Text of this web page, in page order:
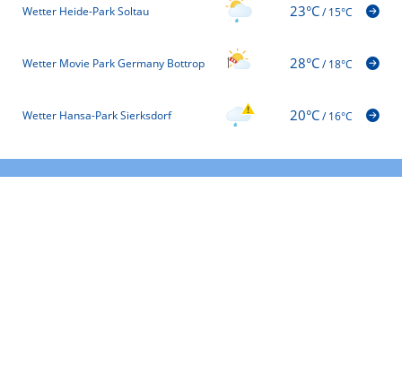
Wetter Heide-Park Soltau 23°C/15°C
Wetter Movie Park Germany Bottrop 28°C/18°C
Wetter Hansa-Park Sierksdorf 20°C/16°C